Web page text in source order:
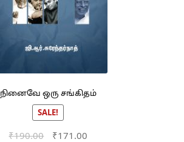
நினைவே ஒரு சங்கிதம்
SALE!
₹190.00
Original
₹171.00Current